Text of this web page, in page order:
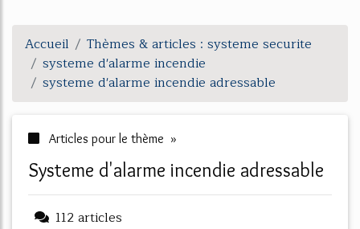
Accueil
Thèmes & articles : systeme securite
systeme d'alarme incendie
systeme d'alarme incendie adressable
Articles pour le thème »
systeme d'alarme incendie adressable
112 articles